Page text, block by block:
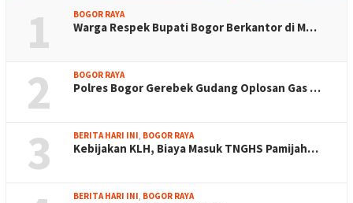
1 BOGOR RAYA
Warga Respek Bupati Bogor Berkantor di M…
2 BOGOR RAYA
Polres Bogor Gerebek Gudang Oplosan Gas …
3 BERITA HARI INI BOGOR RAYA
Kebijakan KLH, Biaya Masuk TNGHS Pamijah…
BERITA HARI INI BOGOR RAYA